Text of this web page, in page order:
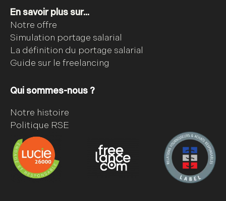
En savoir plus sur...
Notre offre
Simulation portage salarial
La définition du portage salarial
Guide sur le freelancing
Qui sommes-nous ?
Notre histoire
Politique RSE